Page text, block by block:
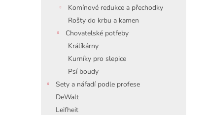
Komínové redukce a přechodky
Rošty do krbu a kamen
Chovatelské potřeby
Králíkárny
Kurníky pro slepice
Psí boudy
Sety a nářadí podle profese
DeWalt
Leifheit